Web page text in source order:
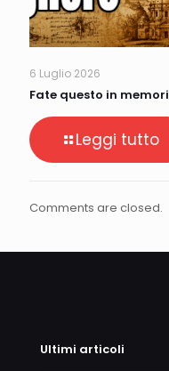
6 Luglio 2026
Fate questo in
Leggi tutto
Comments are closed.
Ultimi articoli